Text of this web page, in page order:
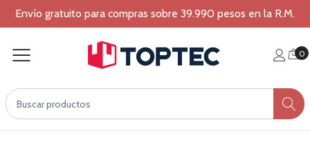
Envío gratuito para compras sobre 39.990 pesos en la R.M.
0